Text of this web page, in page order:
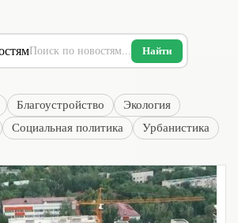
Найти
Благоустройство
Экология
Социальная политика Урбанистика